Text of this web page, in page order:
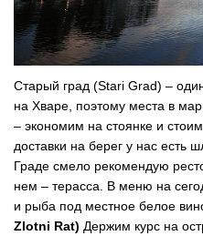
Старый град (Stari Grad) –
на Хваре, поэтому места в
– экономим на стоянке и
доставки на берег у нас
Граде смело рекомендую
нем – терасса. В меню на
и рыба под местное белое
Zlotni Rat) Держим курс на